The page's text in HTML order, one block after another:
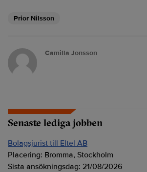
Prior Nilsson
Camilla Jonsson
Senaste lediga jobben
Bolagsjurist till Eltel AB
Placering: Bromma, Stockholm
Sista ansökningsdag: 21/08/2026